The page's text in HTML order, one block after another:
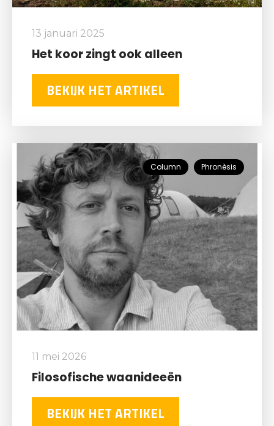
13 januari 2025
Het koor zingt ook alleen
BEKIJK HET ARTIKEL
Column Phronèsis
11 mei 2026
Filosofische waanideeën
BEKIJK HET ARTIKEL